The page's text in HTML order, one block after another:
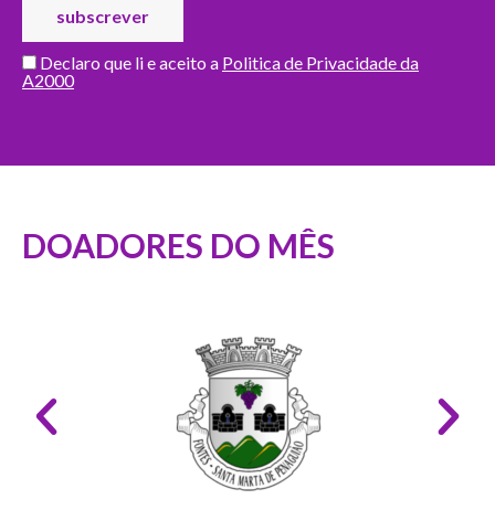
Declaro que li e aceito a Politica de Privacidade da
A2000
DOADORES DO MÊS